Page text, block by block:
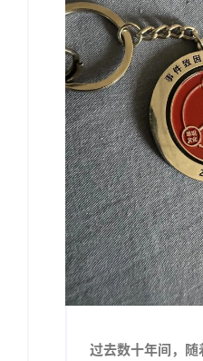
过去数十年间，